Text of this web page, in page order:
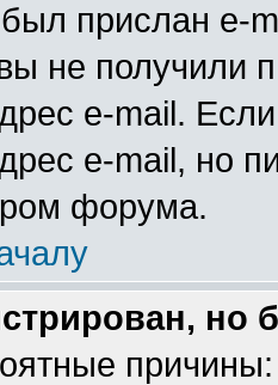
прислан e-
не получили
e-mail.
e-mail, но
форума.
но